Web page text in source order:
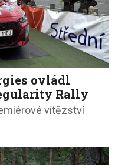
ovládl
Rally
vítězství